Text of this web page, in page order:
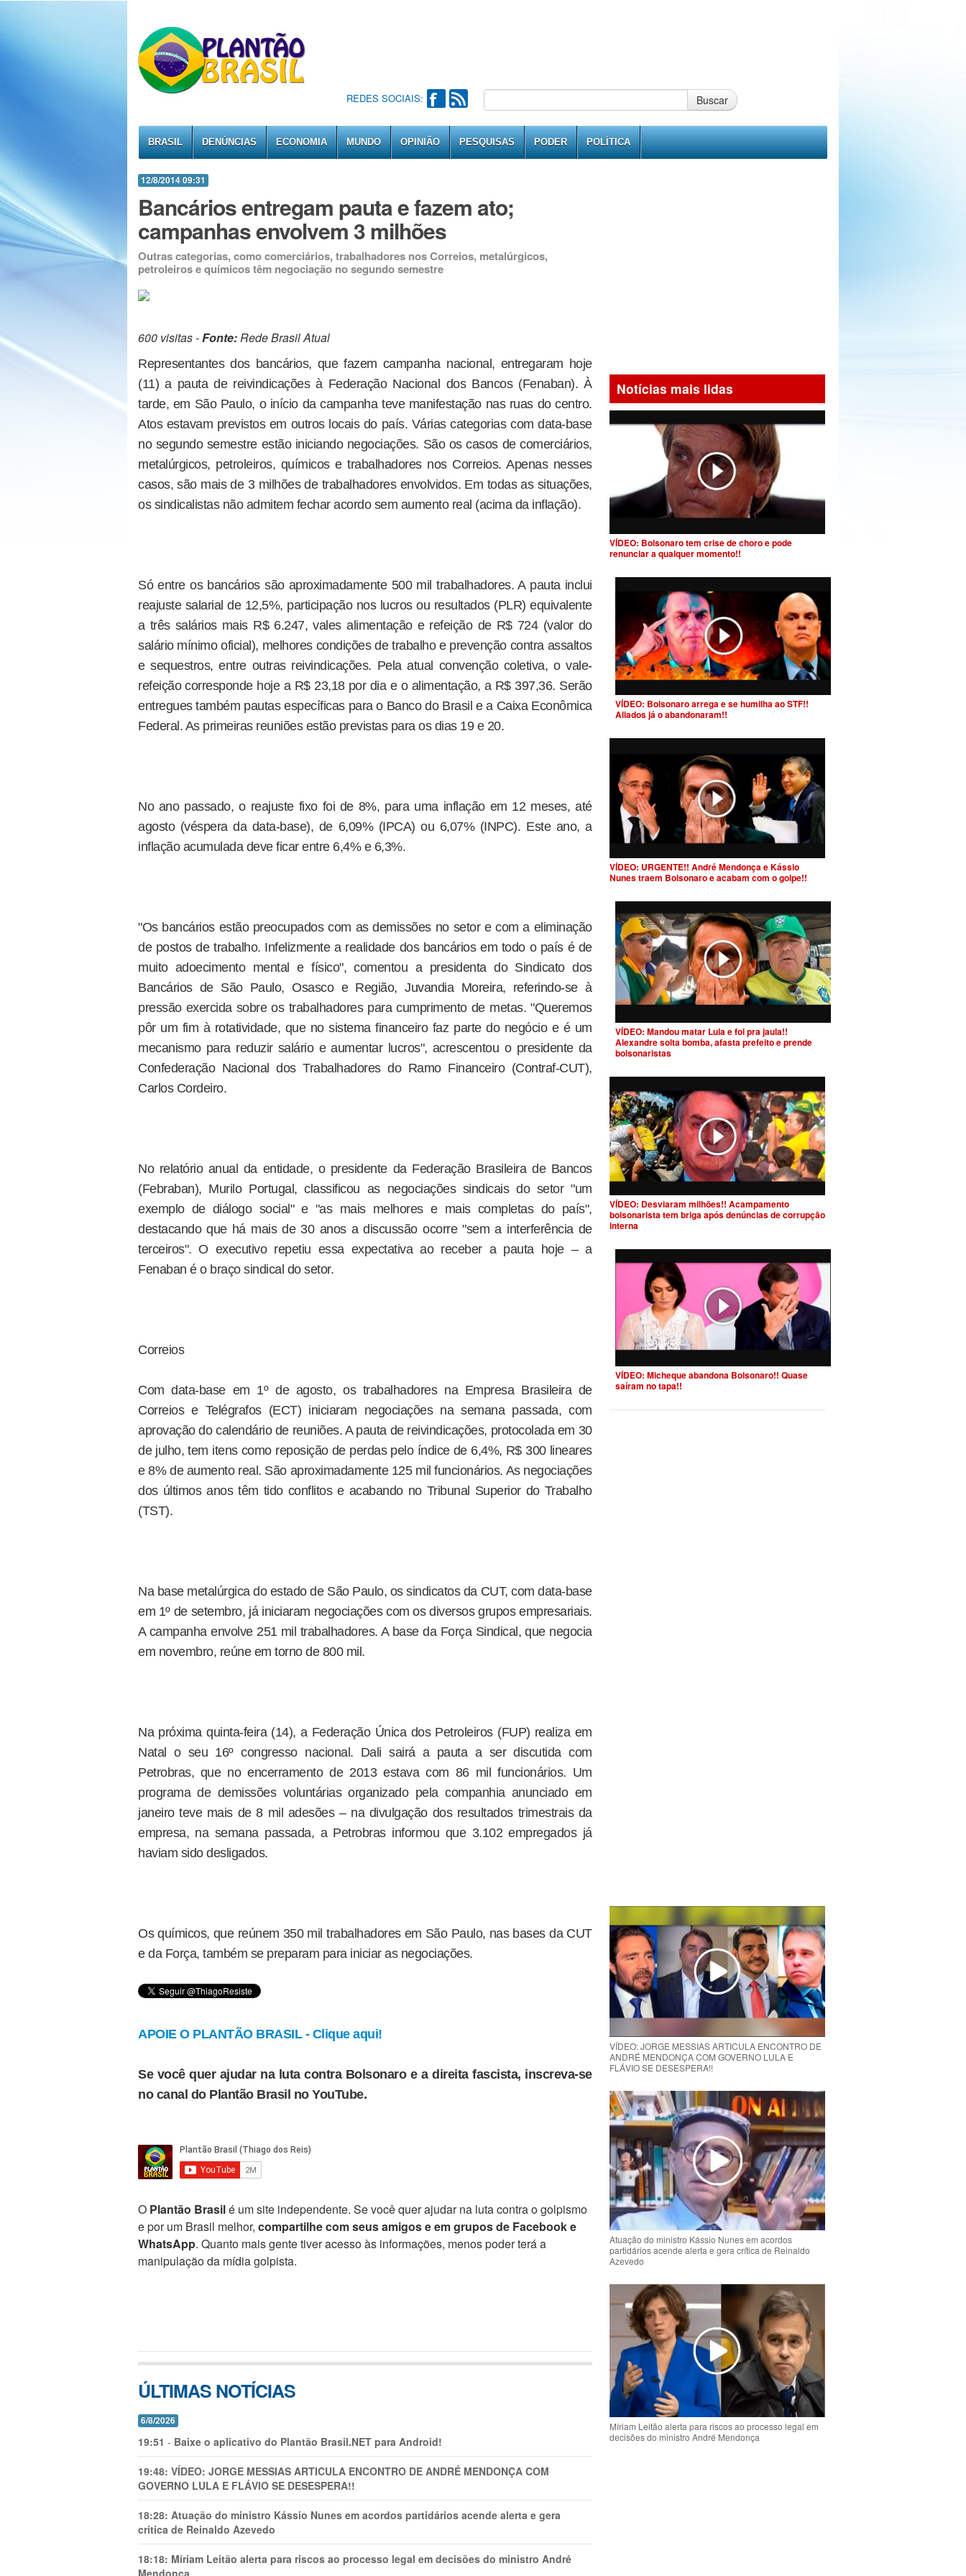
REDES SOCIAIS: Buscar
BRASIL DENÚNCIAS ECONOMIA MUNDO OPINIÃO PESQUISAS PODER POLÍTICA
12/8/2014 09:31
Bancários entregam pauta e fazem ato;
campanhas envolvem 3 milhões
Outras categorias, como comerciários, trabalhadores nos Correios, metalúrgicos,
petroleiros e químicos têm negociação no segundo semestre
600 visitas -Fonte:Rede Brasil Atual
Representantes dos bancários, que fazem campanha nacional, entregaram hoje
(11) a pauta de reivindicações à Federação Nacional dos Bancos (Fenaban). À
tarde, em São Paulo, o início da campanha teve manifestação nas ruas do centro.
Atos estavam previstos em outros locais do país. Várias categorias com data-base
no segundo semestre estão iniciando negociações. São os casos de comerciários,
metalúrgicos, petroleiros, químicos e trabalhadores nos Correios. Apenas nesses
casos, são mais de 3 milhões de trabalhadores envolvidos. Em todas as situações,
os sindicalistas não admitem fechar acordo sem aumento real (acima da inflação).
Só entre os bancários são aproximadamente 500 mil trabalhadores. A pauta inclui
reajuste salarial de 12,5%, participação nos lucros ou resultados (PLR) equivalente
a três salários mais R$ 6.247, vales alimentação e refeição de R$ 724 (valor do
salário mínimo oficial), melhores condições de trabalho e prevenção contra assaltos
e sequestros, entre outras reivindicações. Pela atual convenção coletiva, o vale-
refeição corresponde hoje a R$ 23,18 por dia e o alimentação, a R$ 397,36. Serão
entregues também pautas específicas para o Banco do Brasil e a Caixa Econômica
Federal. As primeiras reuniões estão previstas para os dias 19 e 20.
No ano passado, o reajuste fixo foi de 8%, para uma inflação em 12 meses, até
agosto (véspera da data-base), de 6,09% (IPCA) ou 6,07% (INPC). Este ano, a
inflação acumulada deve ficar entre 6,4% e 6,3%.
"Os bancários estão preocupados com as demissões no setor e com a eliminação
de postos de trabalho. Infelizmente a realidade dos bancários em todo o país é de
muito adoecimento mental e físico", comentou a presidenta do Sindicato dos
Bancários de São Paulo, Osasco e Região, Juvandia Moreira, referindo-se à
pressão exercida sobre os trabalhadores para cumprimento de metas. "Queremos
pôr um fim à rotatividade, que no sistema financeiro faz parte do negócio e é um
mecanismo para reduzir salário e aumentar lucros", acrescentou o presidente da
Confederação Nacional dos Trabalhadores do Ramo Financeiro (Contraf-CUT),
Carlos Cordeiro.
No relatório anual da entidade, o presidente da Federação Brasileira de Bancos
(Febraban), Murilo Portugal, classificou as negociações sindicais do setor "um
exemplo de diálogo social" e "as mais melhores e mais completas do país",
destacando que há mais de 30 anos a discussão ocorre "sem a interferência de
terceiros". O executivo repetiu essa expectativa ao receber a pauta hoje – a
Fenaban é o braço sindical do setor.
Correios
Com data-base em 1º de agosto, os trabalhadores na Empresa Brasileira de
Correios e Telégrafos (ECT) iniciaram negociações na semana passada, com
aprovação do calendário de reuniões. A pauta de reivindicações, protocolada em 30
de julho, tem itens como reposição de perdas pelo índice de 6,4%, R$ 300 lineares
e 8% de aumento real. São aproximadamente 125 mil funcionários. As negociações
dos últimos anos têm tido conflitos e acabando no Tribunal Superior do Trabalho
(TST).
Na base metalúrgica do estado de São Paulo, os sindicatos da CUT, com data-base
em 1º de setembro, já iniciaram negociações com os diversos grupos empresariais.
A campanha envolve 251 mil trabalhadores. A base da Força Sindical, que negocia
em novembro, reúne em torno de 800 mil.
Na próxima quinta-feira (14), a Federação Única dos Petroleiros (FUP) realiza em
Natal o seu 16º congresso nacional. Dali sairá a pauta a ser discutida com
Petrobras, que no encerramento de 2013 estava com 86 mil funcionários. Um
programa de demissões voluntárias organizado pela companhia anunciado em
janeiro teve mais de 8 mil adesões – na divulgação dos resultados trimestrais da
empresa, na semana passada, a Petrobras informou que 3.102 empregados já
haviam sido desligados.
Os químicos, que reúnem 350 mil trabalhadores em São Paulo, nas bases da CUT
e da Força, também se preparam para iniciar as negociações.
APOIE O PLANTÃO BRASIL - Clique aqui!
Se você quer ajudar na luta contra Bolsonaro e a direita fascista, inscreva-se
no canal do Plantão Brasil no YouTube.
O Plantão Brasilé um site independente. Se você quer ajudar na luta contra o golpismo
e por um Brasil melhor, compartilhe com seus amigos e em grupos de Facebook e
WhatsApp. Quanto mais gente tiver acesso às informações, menos poder terá a
manipulação da mídia golpista.
ÚLTIMAS NOTÍCIAS
6/8/2026
19:51 - Baixe o aplicativo do Plantão Brasil.NET para Android!
19:48: VÍDEO: JORGE MESSIAS ARTICULA ENCONTRO DE ANDRÉ MENDONÇA COM
GOVERNO LULA E FLÁVIO SE DESESPERA!!
18:28: Atuação do ministro Kássio Nunes em acordos partidários acende alerta e gera
crítica de Reinaldo Azevedo
18:18: Míriam Leitão alerta para riscos ao processo legal em decisões do ministro André
Mendonça
Notícias mais lidas
VÍDEO: Bolsonaro tem crise de choro e pode
renunciar a qualquer momento!!
VÍDEO: Bolsonaro arrega e se humilha ao STF!!
Aliados já o abandonaram!!
VÍDEO: URGENTE!! André Mendonça e Kássio
Nunes traem Bolsonaro e acabam com o golpe!!
VÍDEO: Mandou matar Lula e foi pra jaula!!
Alexandre solta bomba, afasta prefeito e prende
bolsonaristas
VÍDEO: Desviaram milhões!! Acampamento
bolsonarista tem briga após denúncias de corrupção
interna
VÍDEO: Micheque abandona Bolsonaro!! Quase
saíram no tapa!!
VÍDEO: JORGE MESSIAS ARTICULA ENCONTRO DE
ANDRÉ MENDONÇA COM GOVERNO LULA E
FLÁVIO SE DESESPERA!!
Atuação do ministro Kássio Nunes em acordos
partidários acende alerta e gera crítica de Reinaldo
Azevedo
Míriam Leitão alerta para riscos ao processo legal em
decisões do ministro André Mendonça